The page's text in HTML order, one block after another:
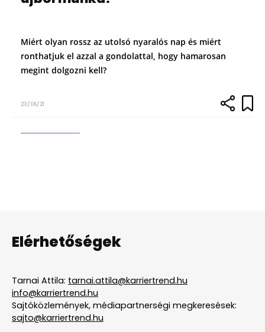
Miért olyan rossz az utolsó nyaralós nap és miért
ronthatjuk el azzal a gondolattal, hogy hamarosan
megint dolgozni kell?
23/06/21
Elérhetőségek
Tarnai Attila: tarnai.attila@karriertrend.hu
info@karriertrend.hu
Sajtóközlemények, médiapartnerségi megkeresések:
sajto@karriertrend.hu